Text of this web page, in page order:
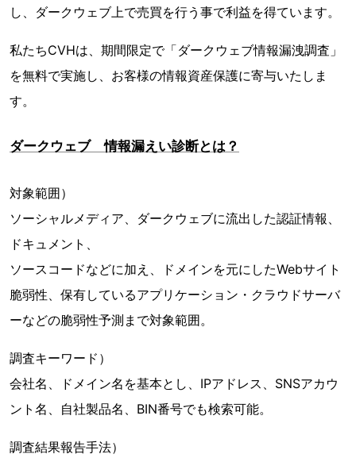
し、ダークウェブ上で売買を行う事で利益を得ています。
私たちCVHは、期間限定で「ダークウェブ情報漏洩調査」
を無料で実施し、お客様の情報資産保護に寄与いたしま
す。
ダークウェブ 情報漏えい診断とは？
対象範囲）
ソーシャルメディア、ダークウェブに流出した認証情報、
ドキュメント、
ソースコードなどに加え、ドメインを元にしたWebサイト
脆弱性、保有しているアプリケーション・クラウドサーバ
ーなどの脆弱性予測まで対象範囲。
調査キーワード）
会社名、ドメイン名を基本とし、IPアドレス、SNSアカウ
ント名、自社製品名、BIN番号でも検索可能。
調査結果報告手法）